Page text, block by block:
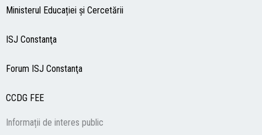
Ministerul Educației și Cercetării
ISJ Constanţa
Forum ISJ Constanţa
CCDG FEE
Informații de interes public